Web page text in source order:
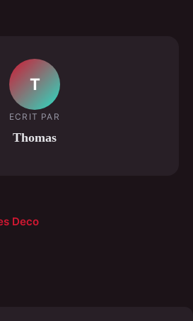
T
ECRIT PAR
Thomas
Deco